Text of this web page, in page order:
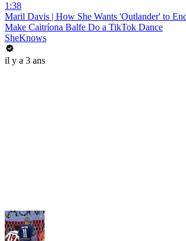
1:38
Maril Davis | How She Wants 'Outlander' to
Make Caitríona Balfe Do a TikTok Dance
SheKnows
il y a 3 ans